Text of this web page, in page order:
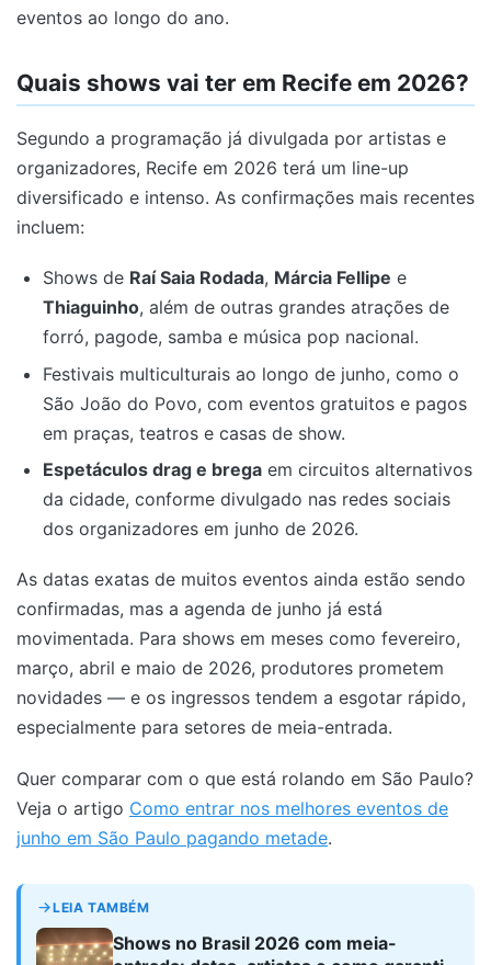
eventos ao longo do ano.
Quais shows vai ter em Recife em 2026?
Segundo a programação já divulgada por artistas e
organizadores, Recife em 2026 terá um line-up
diversificado e intenso. As confirmações mais recentes
incluem:
Shows de Raí Saia Rodada, Márcia Fellipe e
Thiaguinho, além de outras grandes atrações de
forró, pagode, samba e música pop nacional.
Festivais multiculturais ao longo de junho, como o
São João do Povo, com eventos gratuitos e pagos
em praças, teatros e casas de show.
Espetáculos drag e brega em circuitos alternativos
da cidade, conforme divulgado nas redes sociais
dos organizadores em junho de 2026.
As datas exatas de muitos eventos ainda estão sendo
confirmadas, mas a agenda de junho já está
movimentada. Para shows em meses como fevereiro,
março, abril e maio de 2026, produtores prometem
novidades — e os ingressos tendem a esgotar rápido,
especialmente para setores de meia-entrada.
Quer comparar com o que está rolando em São Paulo?
Veja o artigo Como entrar nos melhores eventos de
junho em São Paulo pagando metade.
LEIA TAMBÉM
Shows no Brasil 2026 com meia-